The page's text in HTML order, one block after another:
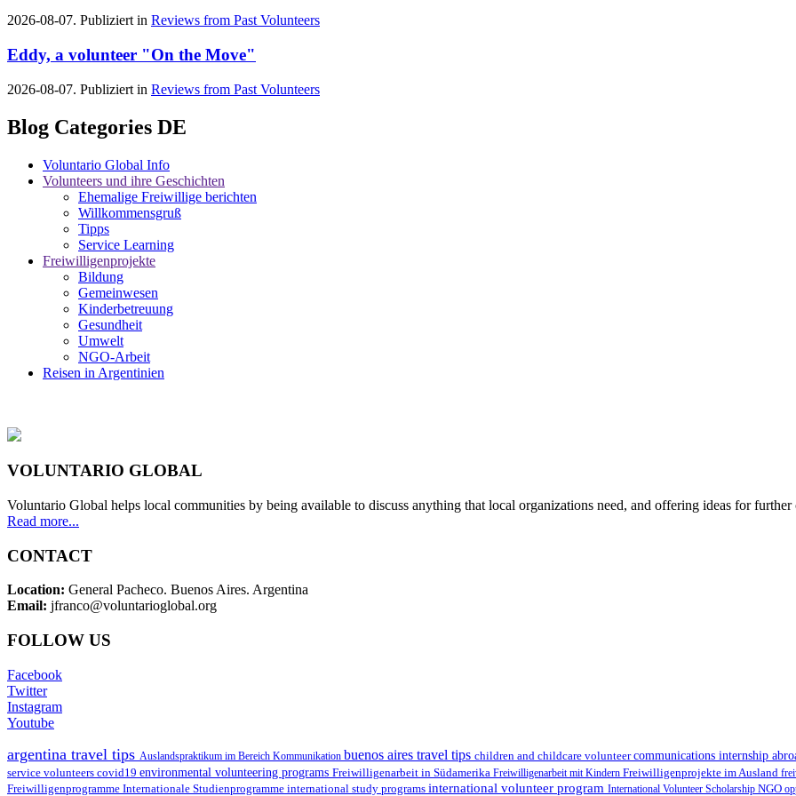
2026-08-07. Publiziert in Reviews from Past Volunteers
Eddy, a volunteer "On the Move"
2026-08-07. Publiziert in Reviews from Past Volunteers
Blog Categories DE
Voluntario Global Info
Volunteers und ihre Geschichten
Ehemalige Freiwillige berichten
Willkommensgruß
Tipps
Service Learning
Freiwilligenprojekte
Bildung
Gemeinwesen
Kinderbetreuung
Gesundheit
Umwelt
NGO-Arbeit
Reisen in Argentinien
VOLUNTARIO GLOBAL
Voluntario Global helps local communities by being available to discuss anything that local organizations need, and offering ideas for further
Read more...
CONTACT
Location: General Pacheco. Buenos Aires. Argentina
Email: jfranco@voluntarioglobal.org
FOLLOW US
Facebook
Twitter
Instagram
Youtube
argentina travel tips Auslandspraktikum im Bereich Kommunikation buenos aires travel tips children and childcare volunteercommunications internship
service volunteers covid19 environmental volunteering programs Freiwilligenarbeit in Südamerika Freiwilligenarbeit mit Kindern Freiwilligenprojekte im Ausland
Freiwilligenprogramme Internationale Studienprogramme international study programs international volunteer program International Volunteer Scholarship NGO